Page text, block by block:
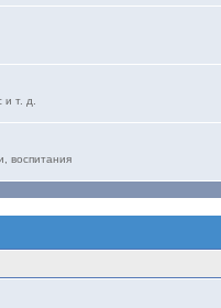
т. д.
воспитания